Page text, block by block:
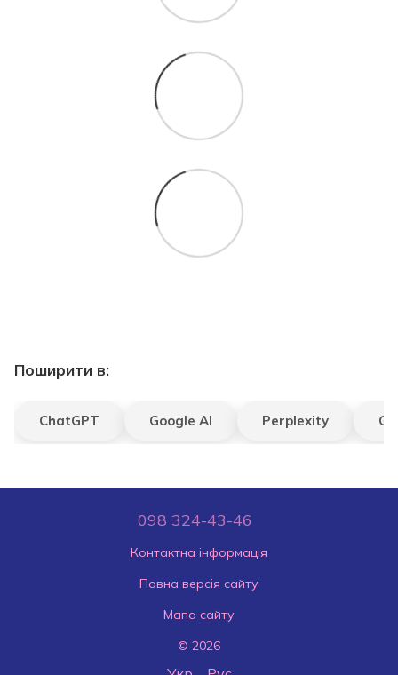
Поширити в:
ChatGPT Google AI Perplexity
098 324-43-46
Контактна інформація
Повна версія сайту
Мапа сайту
© 2026